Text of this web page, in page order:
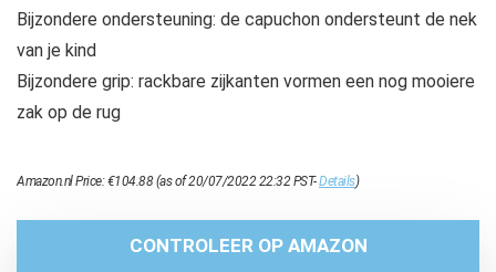
Bijzondere ondersteuning: de capuchon ondersteunt de nek
van je kind
Bijzondere grip: rackbare zijkanten vormen een nog mooiere
zak op de rug
Amazon.nl Price:€104.88(as of 20/07/2022 22:32 PST-Details)
CONTROLEER OP AMAZON